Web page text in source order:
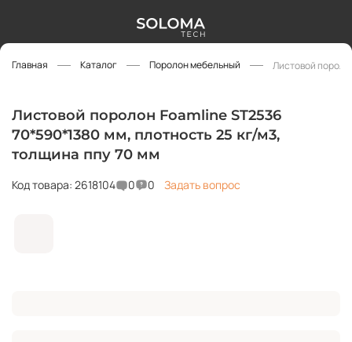
Главная Каталог Поролон мебельный Листовой
Листовой поролон Foamline ST2536
70*590*1380 мм, плотность 25 кг/м3,
толщина ппу 70 мм
Код товара: 2618104 0 0 Задать вопрос